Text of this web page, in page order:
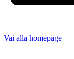
Vai alla homepage